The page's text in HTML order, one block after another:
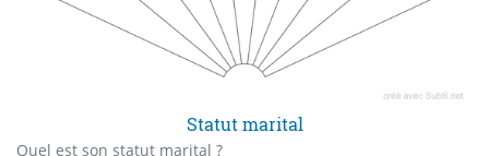
Statut marital
Quel est son statut marital ?